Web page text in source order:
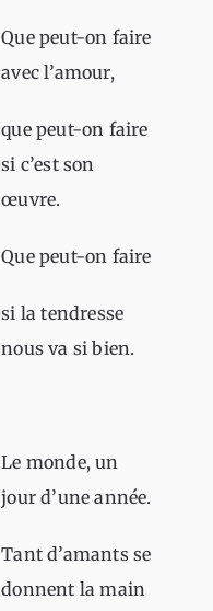
Que peut-on faire
avec l’amour,
que peut-on faire
si c’est son
œuvre.
Que peut-on faire
si la tendresse
nous va si bien.
Le monde, un
jour d’une année.
Tant d’amants se
donnent la main